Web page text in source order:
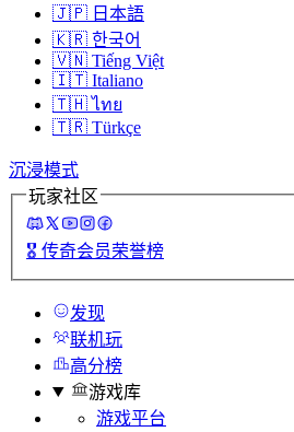
🇯🇵 日本語
🇰🇷 한국어
🇻🇳 Tiếng Việt
🇮🇹 Italiano
🇹🇭 ไทย
🇹🇷 Türkçe
沉浸模式
玩家社区
🎖️ 传奇会员荣誉榜
发现
联机玩
高分榜
游戏库
游戏平台